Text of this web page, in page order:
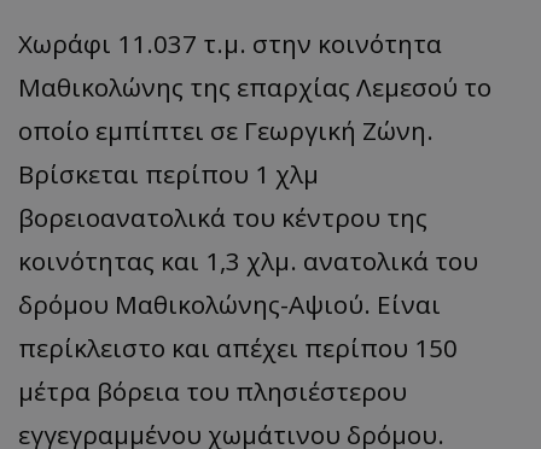
Χωράφι 11.037 τ.μ. στην κοινότητα
Μαθικολώνης της επαρχίας Λεμεσού το
οποίο εμπίπτει σε Γεωργική Ζώνη.
Βρίσκεται περίπου 1 χλμ
βορειοανατολικά του κέντρου της
κοινότητας και 1,3 χλμ. ανατολικά του
δρόμου Μαθικολώνης-Αψιού. Είναι
περίκλειστο και απέχει περίπου 150
μέτρα βόρεια του πλησιέστερου
εγγεγραμμένου χωμάτινου δρόμου.